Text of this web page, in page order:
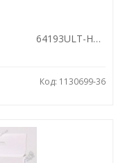
64193ULT-HCB
Код: 1130699-36